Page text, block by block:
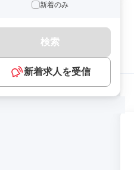
新着のみ
検索
新着求人を受信